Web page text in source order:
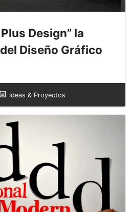
Design” la
Diseño Gráfico
Ideas & Proyectos